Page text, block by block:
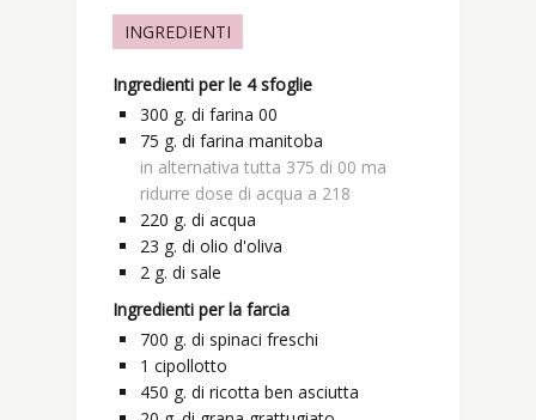
INGREDIENTI
Ingredienti per le 4 sfoglie
300 g. di farina 00
75 g. di farina manitoba
in alternativa tutta 375 di 00 ma
ridurre dose di acqua a 218
220 g. di acqua
23 g. di olio d'oliva
2 g. di sale
Ingredienti per la farcia
700 g. di spinaci freschi
1 cipollotto
450 g. di ricotta ben asciutta